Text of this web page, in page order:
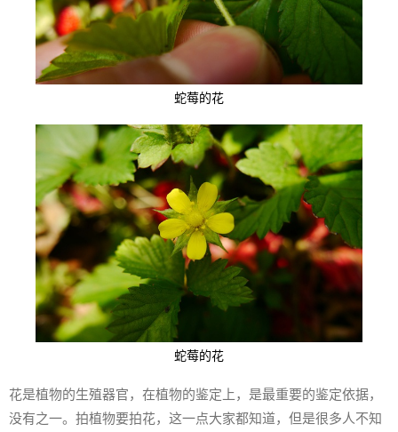
蛇莓的花
蛇莓的花
花是植物的生殖器官，在植物的鉴定上，是最重要的鉴定依据，
没有之一。拍植物要拍花，这一点大家都知道，但是很多人不知